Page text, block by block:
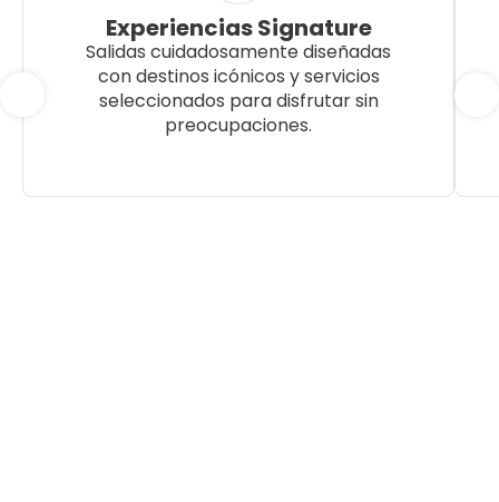
Experiencias Signature
Salidas cuidadosamente diseñadas
con destinos icónicos y servicios
seleccionados para disfrutar sin
preocupaciones.